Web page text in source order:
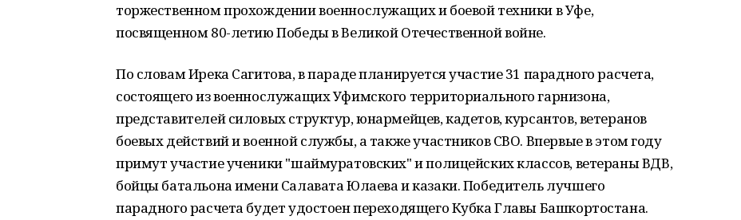
торжественном прохождении военнослужащих и боевой техники в Уфе,
посвященном 80-летию Победы в Великой Отечественной войне.
По словам Ирека Сагитова, в параде планируется участие 31 парадного расчета,
состоящего из военнослужащих Уфимского территориального гарнизона,
представителей силовых структур, юнармейцев, кадетов, курсантов, ветеранов
боевых действий и военной службы, а также участников СВО. Впервые в этом году
примут участие ученики "шаймуратовских" и полицейских классов, ветераны ВДВ,
бойцы батальона имени Салавата Юлаева и казаки. Победитель лучшего
парадного расчета будет удостоен переходящего Кубка Главы Башкортостана.